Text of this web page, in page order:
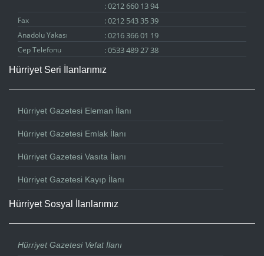
:0212 660 13 94
Fax :0212 543 35 39
Anadolu Yakası :0216 366 01 19
Cep Telefonu :0533 489 27 38
Hürriyet Seri İlanlarımız
Hürriyet Gazetesi Eleman İlanı
Hürriyet Gazetesi Emlak İlanı
Hürriyet Gazetesi Vasıta İlanı
Hürriyet Gazetesi Kayıp İlanı
Hürriyet Sosyal İlanlarımız
Hürriyet Gazetesi Vefat İlanı